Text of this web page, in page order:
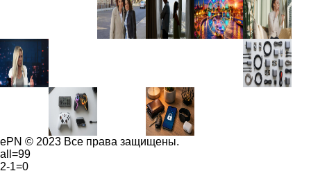
ePN © 2023 Все права защищены.
all=99
2-1=0